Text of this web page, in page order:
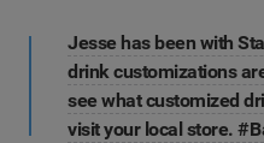
Jesse has been with
drink customizations
see what customized
visit your local store.